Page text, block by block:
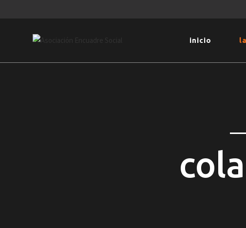
inicio